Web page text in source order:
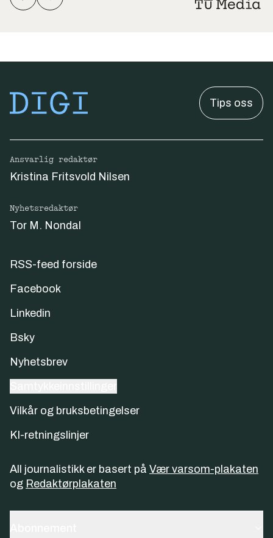
Tips oss
Ansvarlig redaktør
Kristina Fritsvold Nilsen
Nyhetsredaktør
Tor M. Nondal
RSS-feed forside
Facebook
Linkedin
Bsky
Nyhetsbrev
Vilkår og bruksbetingelser
KI-retningslinjer
All journalistikk er basert på Vær varsom-plakaten
og Redaktørplakaten